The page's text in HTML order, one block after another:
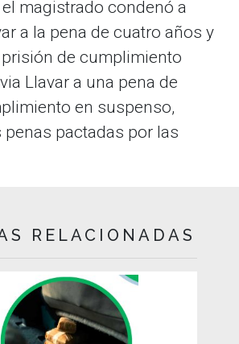
magistrado condenó a
a la pena de cuatro años y
de cumplimiento
Llavar a una pena de
en suspenso,
pactadas por las
RELACIONADAS